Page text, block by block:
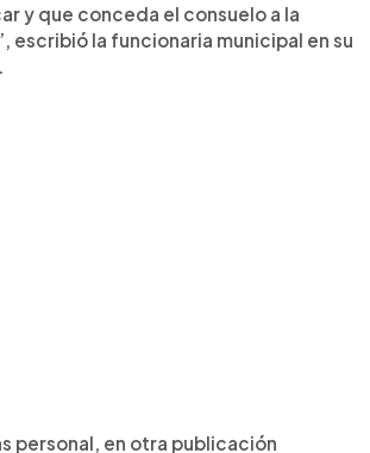
y que conceda el consuelo a la
escribió la funcionaria municipal en su
personal, en otra publicación